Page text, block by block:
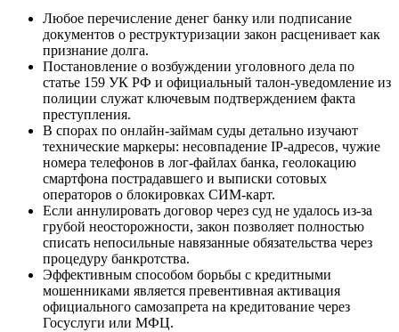
Любое перечисление денег банку или подписание
документов о реструктуризации закон расценивает как
признание долга.
Постановление о возбуждении уголовного дела по
статье 159 УК РФ и официальный талон-уведомление из
полиции служат ключевым подтверждением факта
преступления.
В спорах по онлайн-займам суды детально изучают
технические маркеры: несовпадение IP-адресов, чужие
номера телефонов в лог-файлах банка, геолокацию
смартфона пострадавшего и выписки сотовых
операторов о блокировках СИМ-карт.
Если аннулировать договор через суд не удалось из-за
грубой неосторожности, закон позволяет полностью
списать непосильные навязанные обязательства через
процедуру банкротства.
Эффективным способом борьбы с кредитными
мошенниками является превентивная активация
официального самозапрета на кредитование через
Госуслуги или МФЦ.